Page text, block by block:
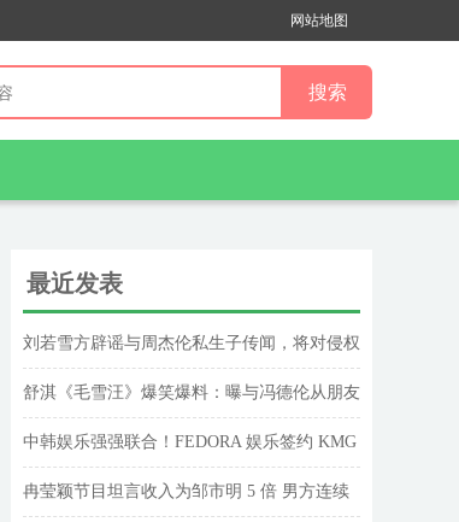
网站地图
最近发表
刘若雪方辟谣与周杰伦私生子传闻，将对侵权
行为依法追究
舒淇《毛雪汪》爆笑爆料：曝与冯德伦从朋友
变恋人内幕
中韩娱乐强强联合！FEDORA 娱乐签约 KMG
GLOBAL，推动中韩文化出海
冉莹颖节目坦言收入为邹市明 5 倍 男方连续